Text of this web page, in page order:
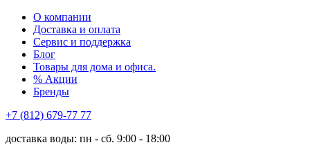
О компании
Доставка и оплата
Сервис и поддержка
Блог
Товары для дома и офиса.
% Акции
Бренды
+7 (812) 679-77 77
доставка воды: пн - сб. 9:00 - 18:00